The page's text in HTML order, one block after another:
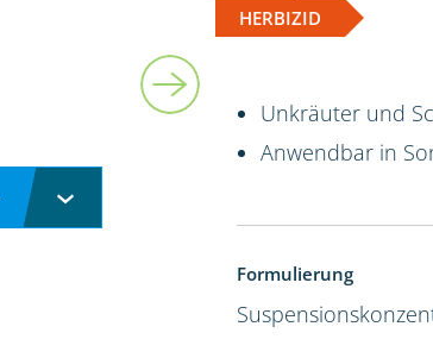
HERBIZID
Unkräuter und
Anwendbar in
Formulierung